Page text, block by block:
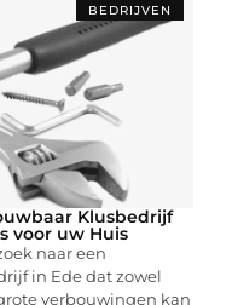
BEDRIJVEN
Klusbedrijf
voor uw Huis
naar een
in Ede dat zowel
verbouwingen kan